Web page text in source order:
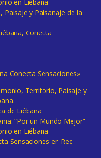
en Liébana
Paisaje y Paisanaje de la
Conecta
Conecta Sensaciones»
Territorio, Paisaje y
de Liébana
“Por un Mundo Mejor”
en Liébana
Sensaciones en Red